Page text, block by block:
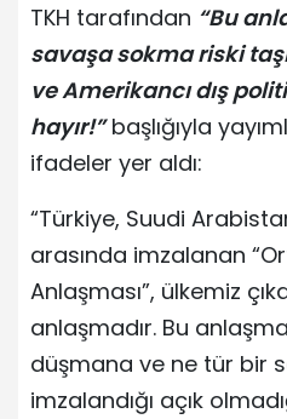
TKH tarafından “Bu
savaşa sokma riski
ve Amerikancı dış
hayır!”başlığıyla
ifadeler yer aldı:
“Türkiye, Suudi
arasında imzalanan
Anlaşması”, ülkemiz
anlaşmadır. Bu
düşmana ve ne tür bir
imzalandığı açık